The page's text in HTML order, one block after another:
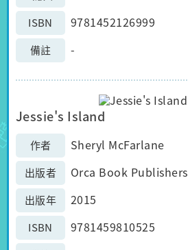
ISBN 9781452126999
備註 -
Jessie's Island
作者 Sheryl McFarlane
出版者 Orca Book Publishers
出版年 2015
ISBN 9781459810525